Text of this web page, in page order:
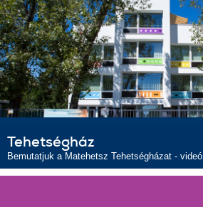
Tehetségház
Bemutatjuk a Matehetsz Tehetségházat - videó